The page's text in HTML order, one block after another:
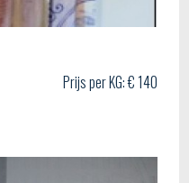
Prijs per KG: € 140